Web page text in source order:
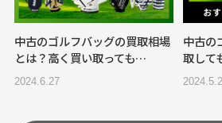
中古のゴルフバッグの買取相場
とは？高く買い取っても…
2024.6.27
中古の
取して